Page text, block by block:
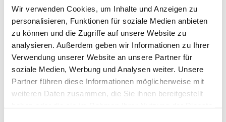
Wir verwenden Cookies, um Inhalte und Anzeigen zu
personalisieren, Funktionen für soziale Medien anbieten
zu können und die Zugriffe auf unsere Website zu
analysieren. Außerdem geben wir Informationen zu Ihrer
Verwendung unserer Website an unsere Partner für
soziale Medien, Werbung und Analysen weiter. Unsere
Partner führen diese Informationen möglicherweise mit
weiteren Daten zusammen, die Sie ihnen bereitgestellt
NEUE Öffnungszeiten !!!
Veröffentlicht
am
5. Juni 2024
Bitte beachten Sie unsere neuen Öffnungszeiten Montag bis
Freitag von 9:30 bis 12:30 und 13:30 bis 16:30 Uhr Samstag von
9:30 bis 12:30 Uhr …
„NEUE
Öffnungszeiten
!!!“
weiterlesen